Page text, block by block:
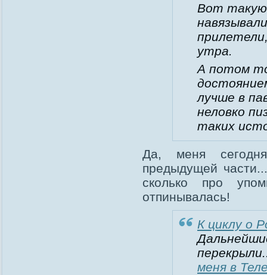
Вот такую
утра.
А потом
лучше в
неловко
таких
Да, меня
предыдущей
сколько про
отпинывалась!
К циклу о
меня в